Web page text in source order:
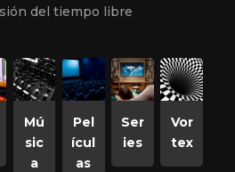
del tiempo libre
Mú
sic
a
Pel
ícul
as
Ser
ies
Vor
tex